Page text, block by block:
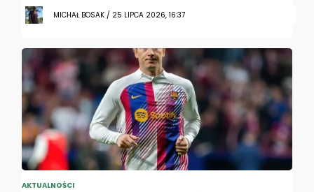
MICHAŁ BOSAK / 25 LIPCA 2026, 16:37
AKTUALNOŚCI